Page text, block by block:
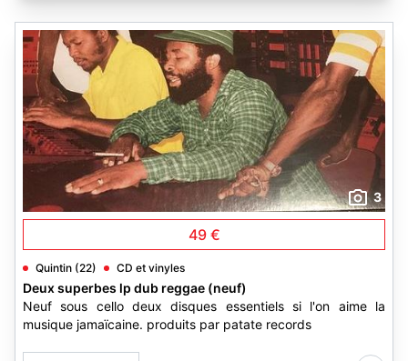
3
49 €
Quintin (22) CD et vinyles
Deux superbes lp dub reggae (neuf)
Neuf sous cello deux disques essentiels si l'on aime la
musique jamaïcaine. produits par patate records